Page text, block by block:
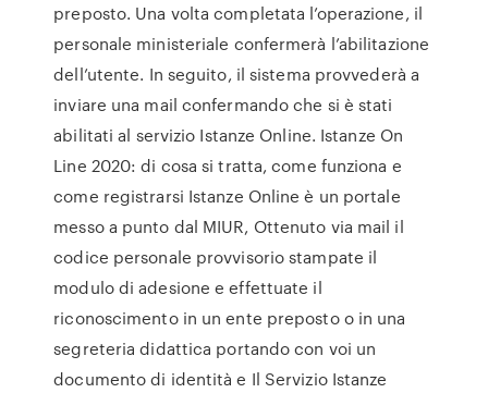
preposto. Una volta completata l’operazione, il
personale ministeriale confermerà l’abilitazione
dell’utente. In seguito, il sistema provvederà a
inviare una mail confermando che si è stati
abilitati al servizio Istanze Online. Istanze On
Line 2020: di cosa si tratta, come funziona e
come registrarsi Istanze Online è un portale
messo a punto dal MIUR, Ottenuto via mail il
codice personale provvisorio stampate il
modulo di adesione e effettuate il
riconoscimento in un ente preposto o in una
segreteria didattica portando con voi un
documento di identità e Il Servizio Istanze